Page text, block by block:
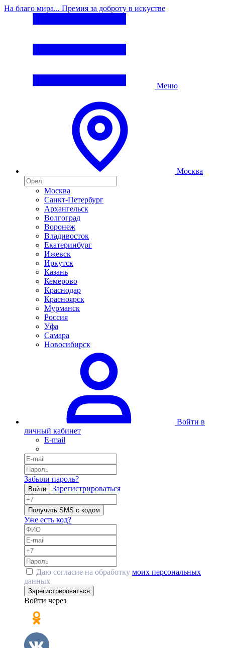
На благо мира... Премия за доброту в искустве
Меню
Москва
Москва
Санкт-Петербург
Архангельск
Волгоград
Воронеж
Владивосток
Екатеринбург
Ижевск
Иркутск
Казань
Кемерово
Краснодар
Красноярск
Мурманск
Россия
Уфа
Самара
Новосибирск
Войти в
личный кабинет
E-mail
Забыли пароль?
Войти Зарегистрироваться
Получить SMS с кодом
Уже есть код?
Даю согласие на обработку моих персональных
данных
Зарегистрироваться
Войти через